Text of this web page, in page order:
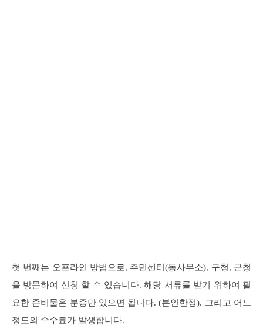
첫 번째는 오프라인 방법으로, 주민센터(동사무소), 구청, 군청
을 방문하여 신청 할 수 있습니다. 해당 서류를 받기 위하여 필
요한 준비물은 분증만 있으면 됩니다. (본인한정). 그리고 어느
정도의 수수료가 발생합니다.